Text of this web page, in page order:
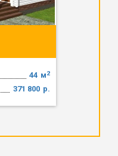
м2
44
р.
371 800